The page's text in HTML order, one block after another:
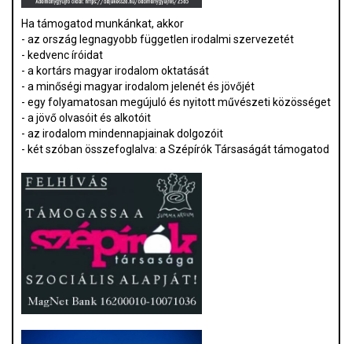
Ha támogatod munkánkat, akkor
- az ország legnagyobb független irodalmi szervezetét
- kedvenc íróidat
- a kortárs magyar irodalom oktatását
- a minőségi magyar irodalom jelenét és jövőjét
- egy folyamatosan megújuló és nyitott művészeti közösséget
- a jövő olvasóit és alkotóit
- az irodalom mindennapjainak dolgozóit
- két szóban összefoglalva: a Szépírók Társaságát támogatod